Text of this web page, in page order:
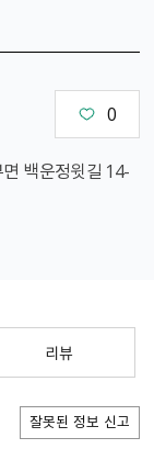
0
백운정윗길 14-
리뷰
잘못된 정보 신고